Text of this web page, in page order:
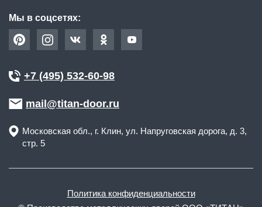
Мы в соцсетях:
+7 (495) 532-60-98
mail@titan-door.ru
Московская обл., г. Клин, ул. Напруговская дорога, д. 3,
стр. 5
Политика конфиденциальности